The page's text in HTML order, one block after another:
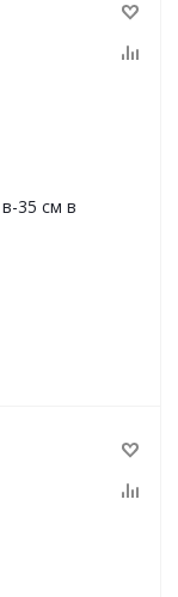
35 см в